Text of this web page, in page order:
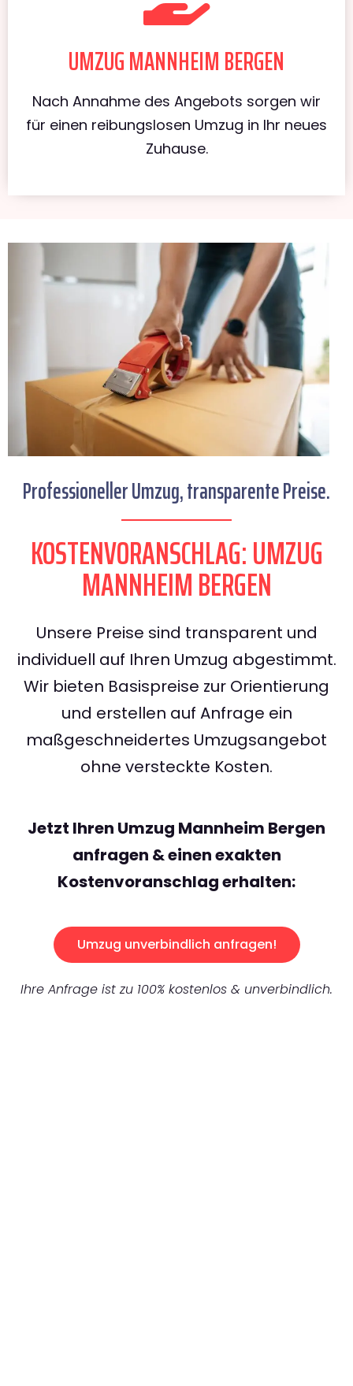
UMZUG MANNHEIM BERGEN
Nach Annahme des Angebots sorgen wir
für einen reibungslosen Umzug in Ihr neues
Zuhause.
Professioneller Umzug, transparente Preise.
KOSTENVORANSCHLAG: UMZUG
MANNHEIM BERGEN
Unsere Preise sind transparent und
individuell auf Ihren Umzug abgestimmt.
Wir bieten Basispreise zur Orientierung
und erstellen auf Anfrage ein
maßgeschneidertes Umzugsangebot
ohne versteckte Kosten.
Jetzt Ihren Umzug Mannheim Bergen
anfragen & einen exakten
Kostenvoranschlag erhalten:
Umzug unverbindlich anfragen!
Ihre Anfrage ist zu 100% kostenlos & unverbindlich.